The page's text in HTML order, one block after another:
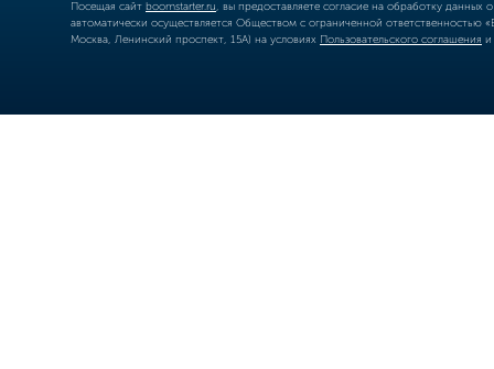
Посещая сайт boomstarter.ru , вы предоставляете согласие на обработку
автоматически осуществляется Обществом с ограниченной
Москва, Ленинский проспект, 15А) на условиях Пользовательского соглашения и